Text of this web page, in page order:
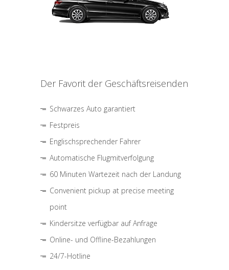
Der Favorit der Geschäftsreisenden
Schwarzes Auto garantiert
Festpreis
Englischsprechender Fahrer
Automatische Flugmitverfolgung
60 Minuten Wartezeit nach der Landung
Convenient pickup at precise meeting
point
Kindersitze verfügbar auf Anfrage
Online- und Offline-Bezahlungen
24/7-Hotline